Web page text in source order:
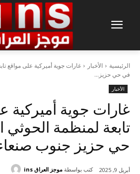
الرئيسية الأخبار
غارات جوية أميركية على مواقع
في حي حزيز...
الأخبار
غارات جوية أميركية
تابعة لمنظمة الحوثي
حي حزيز جنوب
أبريل 9, 2025 كتب بواسطة موجز العراق ins